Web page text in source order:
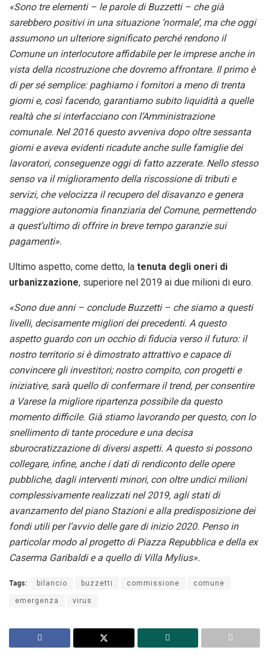
«Sono tre elementi – le parole di Buzzetti – che già
sarebbero positivi in una situazione ‘normale’, ma che oggi
assumono un ulteriore significato perché rendono il
Comune un interlocutore affidabile per le imprese anche in
vista della ricostruzione che dovremo affrontare. Il primo è
di per sé semplice: paghiamo i fornitori a meno di trenta
giorni e, così facendo, garantiamo subito liquidità a quelle
realtà che si interfacciano con l’Amministrazione
comunale. Nel 2016 questo avveniva dopo oltre sessanta
giorni e aveva evidenti ricadute anche sulle famiglie dei
lavoratori, conseguenze oggi di fatto azzerate. Nello stesso
senso va il miglioramento della riscossione di tributi e
servizi, che velocizza il recupero del disavanzo e genera
maggiore autonomia finanziaria del Comune, permettendo
a quest’ultimo di offrire in breve tempo garanzie sui
pagamenti».
Ultimo aspetto, come detto, la tenuta degli oneri di
urbanizzazione, superiore nel 2019 ai due milioni di euro.
«Sono due anni – conclude Buzzetti – che siamo a questi
livelli, decisamente migliori dei precedenti. A questo
aspetto guardo con un occhio di fiducia verso il futuro: il
nostro territorio si è dimostrato attrattivo e capace di
convincere gli investitori; nostro compito, con progetti e
iniziative, sarà quello di confermare il trend, per consentire
a Varese la migliore ripartenza possibile da questo
momento difficile. Già stiamo lavorando per questo, con lo
snellimento di tante procedure e una decisa
sburocratizzazione di diversi aspetti. A questo si possono
collegare, infine, anche i dati di rendiconto delle opere
pubbliche, dagli interventi minori, con oltre undici milioni
complessivamente realizzati nel 2019, agli stati di
avanzamento del piano Stazioni e alla predisposizione dei
fondi utili per l’avvio delle gare di inizio 2020. Penso in
particolar modo al progetto di Piazza Repubblica e della ex
Caserma Garibaldi e a quello di Villa Mylius».
Tags: bilancio buzzetti commissione comune
emergenza virus